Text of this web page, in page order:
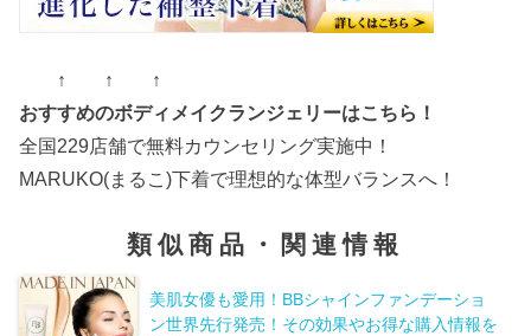
↑ ↑ ↑
おすすめのボディメイクランジェリーはこちら！
全国229店舗で無料カウンセリング実施中！
MARUKO(まるこ)下着で理想的な体型バランスへ！
類似商品・関連情報
美肌女優も愛用！BBシャインファンデーショ
ン世界先行発売！その効果やお得な購入情報を